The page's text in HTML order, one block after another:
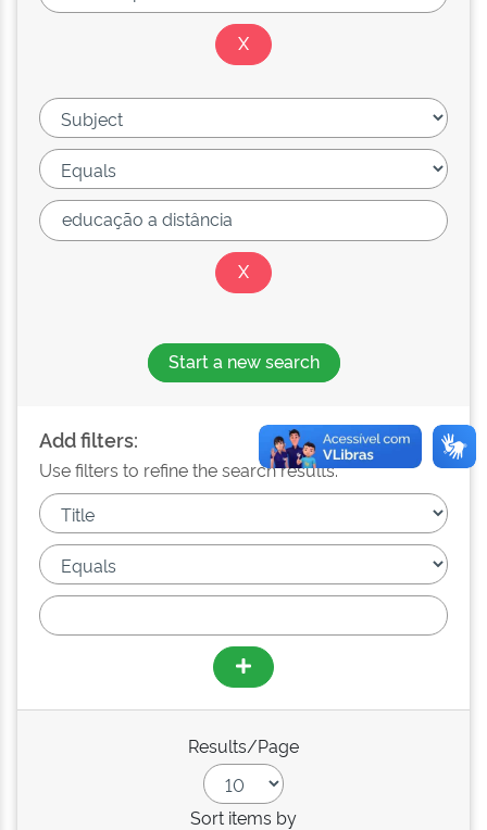
Start a new search
Add filters:
Use filters to refine the search results.
Results/Page
Sort items by